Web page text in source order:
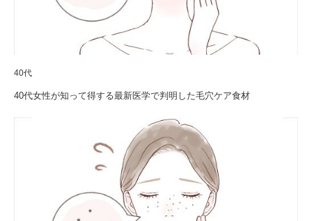
40代
40代女性が知って得する最新医学で判明した毛穴ケア食材